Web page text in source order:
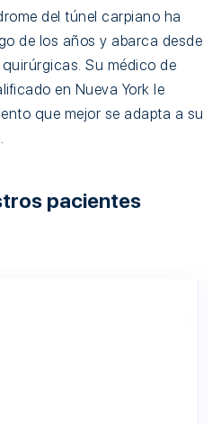
del túnel carpiano ha
de los años y abarca desde
Su médico de
en Nueva York le
que mejor se adapta a su
pacientes